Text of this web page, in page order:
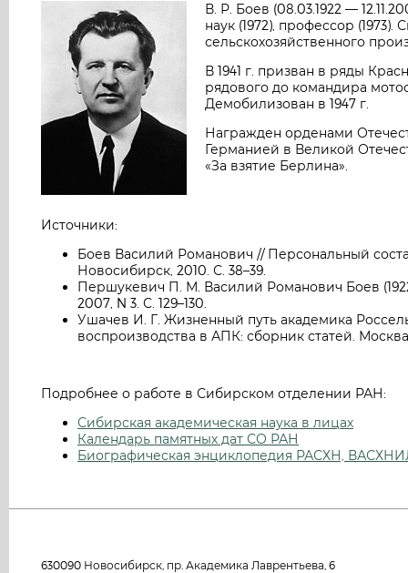
В. Р. Боев (08.03.1922 —
наук (1972), профессор
сельскохозяйственного
В 1941 г. призван в ряды
рядового до командира
Демобилизован в 1947 г.
Награжден орденами
Германией в Великой
«За взятие Берлина».
Источники:
Боев Василий Романович // Персональный
Новосибирск, 2010. С. 38–39.
Першукевич П. М. Василий Романович Боев
2007, N 3. С. 129–130.
Ушачев И. Г. Жизненный путь академика
воспроизводства в АПК: сборник статей.
Подробнее о работе в Сибирском отделении РАН:
Сибирская академическая наука в лицах
Календарь памятных дат СО РАН
Биографическая энциклопедия РАСХН,
630090 Новосибирск, пр. Академика Лаврентьева, 6